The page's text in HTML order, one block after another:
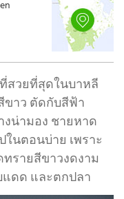
ที่สวยที่สุดในบาหลี
ขาว ตัดกับสีฟ้า
น่ามอง ชายหาด
นตอนบ่าย เพราะ
รายสีขาวงดงาม
แดด และตกปลา